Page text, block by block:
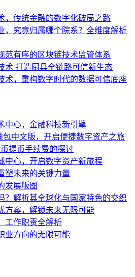
，传统金融的数字化破局之路
，究竟归属哪个院系？全维度解析
范有序的区块链技术监管体系
术 打造厨具全链路可信新生态
术，重构数字时代的数据可信底座
中心，金融科技新引擎
包中文版，开启便捷数字资产之旅
提币手续费的探讨
中心，开启数字资产新旅程
塑未来的关键力量
发展版图
？解析其全球化与国家特色的交织
方案，解锁未来无限可能
工作职责全解析
业方向的无限可能